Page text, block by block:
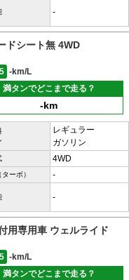
-
ドシート無 4WD
-km/L
満タンでどこまで走る？
-km
レギュラー
ガソリン
4WD
ーボ） -
-
用専用車 ウェルライド
-km/L
満タンでどこまで走る？